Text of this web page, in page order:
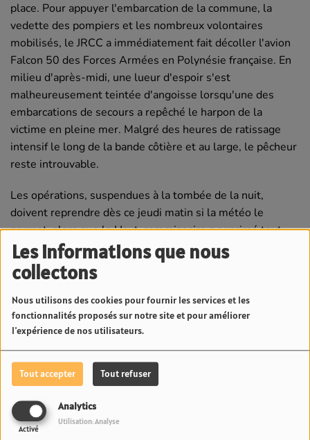
Les informations que nous
collectons
Nous utilisons des cookies pour fournir les services et les
fonctionnalités proposés sur notre site et pour améliorer
l'expérience de nos utilisateurs.
Tout accepter Tout refuser
Analytics
Activé
Utilisation: Analyse
place. Pour appuyer l'embarcation de la commune, la
vedette des pompiers et les nombreux volontaires
mobilisés, le JRCC a immédiatement fait décoller l'avion
Falcon 50 des Forces Armées en Polynésie française. En
milieu d'après-midi, une lueur d'espoir s'est
malheureusement teintée d'angoisse lorsqu'une des
embarcations de secours a repêché le harpon de la
victime en pleine mer. Malgré des heures de ratissage
intensif le long de la bande côtière et au large, le pêcheur
reste introuvable.
Les opérations, suspendues à la tombée de la nuit,
doivent reprendre dès ce jeudi matin si la météo le
permet, alors que le Haut-commissaire a exprimé tout
son soutien à la famille et adressé ses remerciements
aux sauveteurs.
Voir aussi